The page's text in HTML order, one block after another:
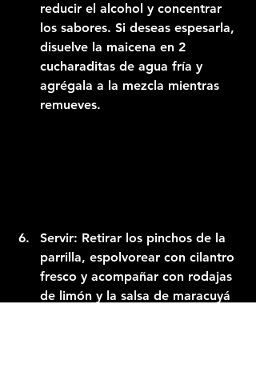
reducir el alcohol y concentrar
los sabores. Si deseas espesarla,
disuelve la maicena en 2
cucharaditas de agua fría y
agrégala a la mezcla mientras
remueves.
Servir: Retirar los pinchos de la
parrilla, espolvorear con cilantro
fresco y acompañar con rodajas
de limón y la salsa de maracuyá